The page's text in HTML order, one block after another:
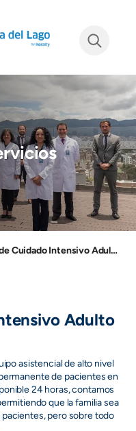
Cuidado Intensivo Adulto y
Adulto
asistencial de alto nivel
de pacientes en
24 horas, contamos
que la familia sea
pero sobre todo